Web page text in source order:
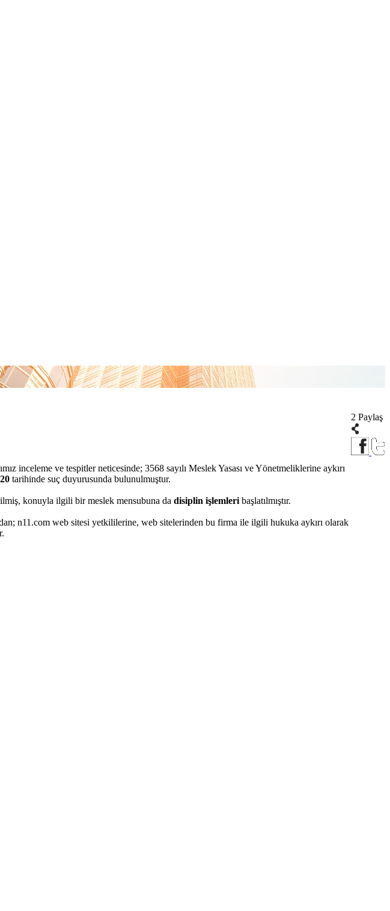
2 Paylaş
inceleme ve tespitler neticesinde; 3568 sayılı Meslek Yasası ve Yönetmeliklerine aykırı
tarihinde suç duyurusunda bulunulmuştur.
konuyla ilgili bir meslek mensubuna da disiplin işlemleri başlatılmıştır.
n11.com web sitesi yetkililerine, web sitelerinden bu firma ile ilgili hukuka aykırı olarak